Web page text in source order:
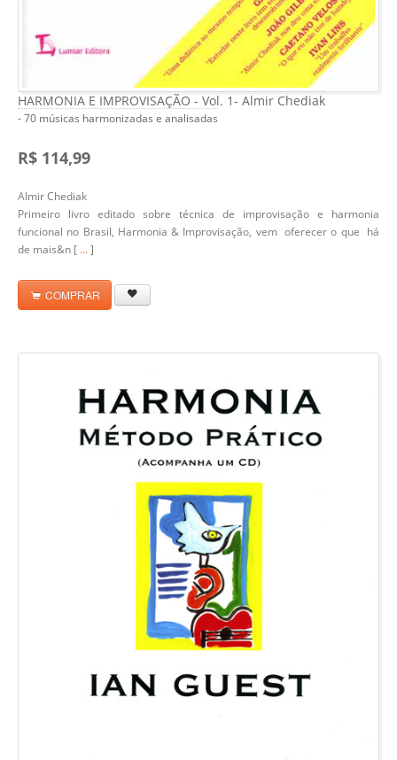
HARMONIA E IMPROVISAÇÃO - Vol. 1- Almir Chediak
- 70 músicas harmonizadas e analisadas
R$ 114,99
Almir Chediak
Primeiro livro editado sobre técnica de improvisação e harmonia
funcional no Brasil, Harmonia & Improvisação, vem oferecer o que há
de mais&n [ ...]
COMPRAR